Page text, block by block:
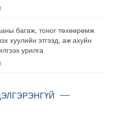
багаж, тоног төхөөрөмж
хуулийн этгээд, аж ахуйн
урилга